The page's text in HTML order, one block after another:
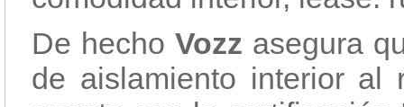
De hechoVozz asegura
de aislamiento interior